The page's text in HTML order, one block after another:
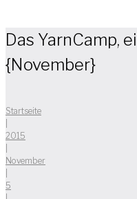
Das YarnCamp,
{November}
Startseite
2015
November
5